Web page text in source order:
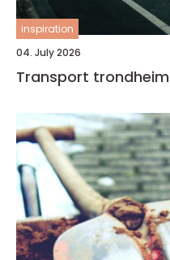
inspiration
04. July 2026
Transport trondheim